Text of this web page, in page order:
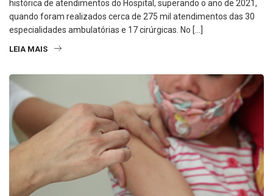
histórica de atendimentos do Hospital, superando o ano de 2021,
quando foram realizados cerca de 275 mil atendimentos das 30
especialidades ambulatórias e 17 cirúrgicas. No […]
LEIA MAIS